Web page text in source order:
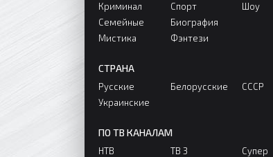
Криминал
Семейные
Мистика
Спорт
Биография
Фэнтези
Шоу
СТРАНА
Русские
Украинские
Белорусские СССР
ПО ТВ КАНАЛАМ
НТВ
ТВ 3
Супер